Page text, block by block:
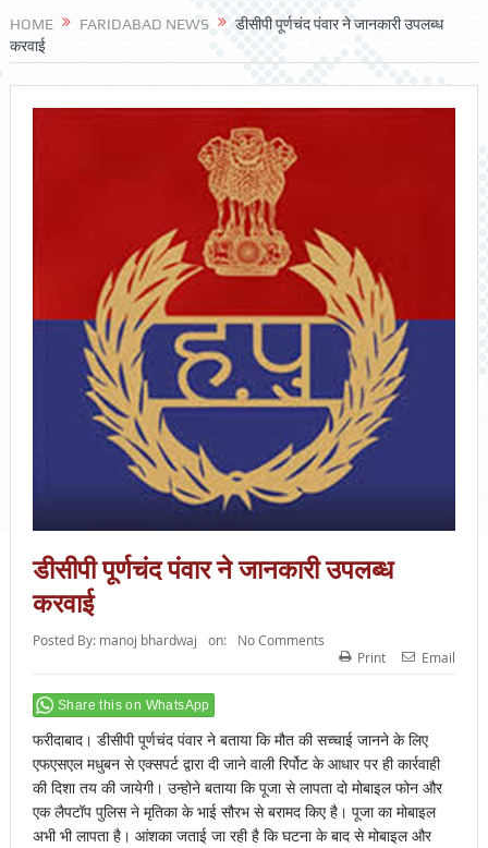
HOME FARIDABAD NEWS
डीसीपी पूर्णचंद पंवार ने जानकारी उपलब्ध
करवाई
डीसीपी पूर्णचंद पंवार ने जानकारी उपलब्ध
करवाई
Posted By: manoj bhardwaj on:
No Comments
Print
Email
Share this on WhatsApp
फरीदाबाद। डीसीपी पूर्णचंद पंवार ने बताया कि मौत की सच्चाई जानने के लिए
एफएसएल मधुबन से एक्सपर्ट द्वारा दी जाने वाली रिर्पोट के आधार पर ही कार्रवाही
की दिशा तय की जायेगी। उन्होने बताया कि पूजा से लापता दो मोबाइल फोन और
एक लैपटॉप पुलिस ने मृतिका के भाई सौरभ से बरामद किए है। पूजा का मोबाइल
अभी भी लापता है। आंशका जताई जा रही है कि घटना के बाद से मोबाइल और